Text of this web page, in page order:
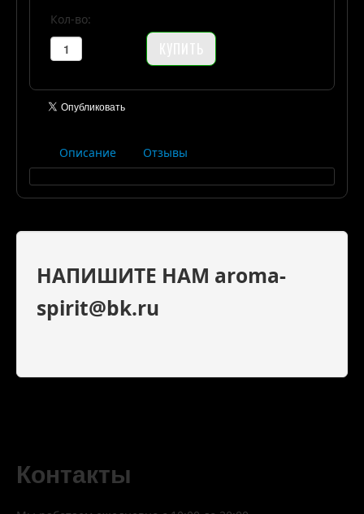
Кол-во:
Описание Отзывы
НАПИШИТЕ НАМ aroma-
spirit@bk.ru
Контакты